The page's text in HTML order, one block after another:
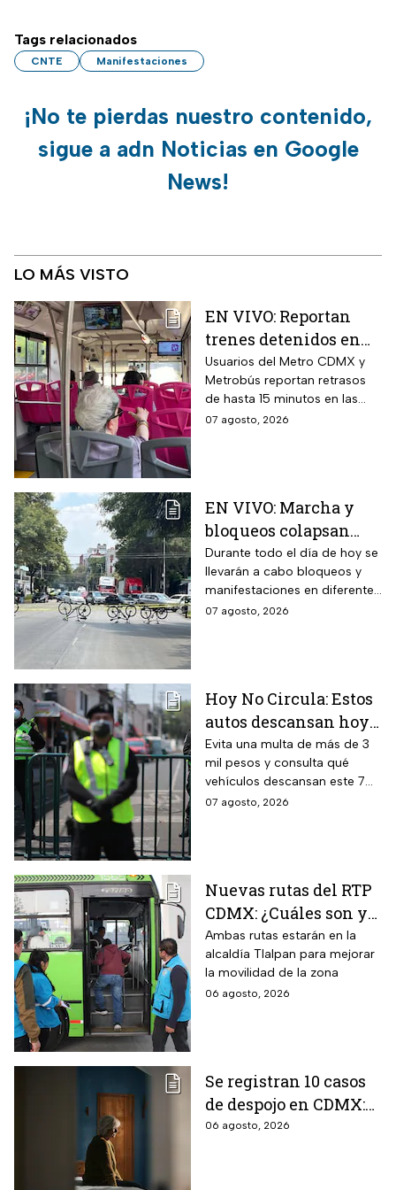
Tags relacionados
CNTE Manifestaciones
¡No te pierdas nuestro contenido,
sigue a adn Noticias en Google
News!
LO MÁS VISTO
EN VIVO: Reportan
trenes detenidos en
líneas del Metro
CDMX hoy 7 de agosto;
Metrobús restablece
servicio
Usuarios del Metro CDMX y
Metrobús reportan retrasos
de hasta 15 minutos en las
líneas
07 agosto, 2026
EN VIVO: Marcha y
bloqueos colapsan
calles por cierres en
CDMX hoy
Durante todo el día de hoy se
llevarán a cabo bloqueos y
manifestaciones en diferentes
zonas de la CDMX por lo que
07 agosto, 2026
Hoy No Circula: Estos
autos descansan hoy
viernes 7 de agosto en
CDMX y EDOMEX
Evita una multa de más de 3
mil pesos y consulta qué
vehículos descansan este 7
de agosto, los horarios del
07 agosto, 2026
Nuevas rutas del RTP
CDMX: ¿Cuáles son y
con qué estaciones
del Metrobús
conectan?
Ambas rutas estarán en la
alcaldía Tlalpan para mejorar
la movilidad de la zona
06 agosto, 2026
Se registran 10 casos
de despojo en CDMX:
adultos mayores son
06 agosto, 2026